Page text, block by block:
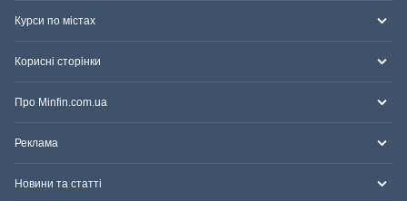
Курси по містах
Корисні сторінки
Про Minfin.com.ua
Реклама
Новини та статті